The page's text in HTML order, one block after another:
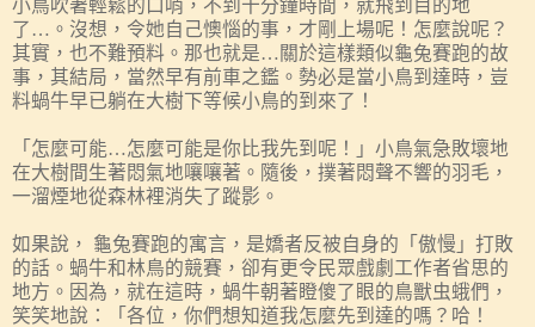
小鳥吹著輕鬆的口哨，不到十分鐘時間，就飛到目的地
了…。沒想，令她自己懊惱的事，才剛上場呢！怎麼說呢？
其實，也不難預料。那也就是…關於這樣類似龜兔賽跑的故
事，其結局，當然早有前車之鑑。勢必是當小鳥到達時，豈
料蝸牛早已躺在大樹下等候小鳥的到來了！
「怎麼可能…怎麼可能是你比我先到呢！」小鳥氣急敗壞地
在大樹間生著悶氣地嚷嚷著。隨後，撲著悶聲不響的羽毛，
一溜煙地從森林裡消失了蹤影。
如果說， 龜兔賽跑的寓言，是嬌者反被自身的「傲慢」打敗
的話。蝸牛和林鳥的競賽，卻有更令民眾戲劇工作者省思的
地方。因為，就在這時，蝸牛朝著瞪傻了眼的鳥獸虫蛾們，
笑笑地說：「各位，你們想知道我怎麼先到達的嗎？哈！